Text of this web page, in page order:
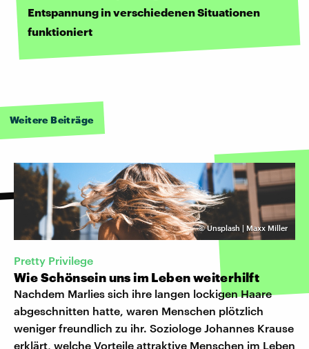
Entspannung in verschiedenen Situationen
funktioniert
Weitere Beiträge
©Unsplash | Maxx Miller
Pretty Privilege
Wie Schönsein uns im Leben weiterhilft
Nachdem Marlies sich ihre langen lockigen Haare
abgeschnitten hatte, waren Menschen plötzlich
weniger freundlich zu ihr. Soziologe Johannes Krause
erklärt, welche Vorteile attraktive Menschen im Leben